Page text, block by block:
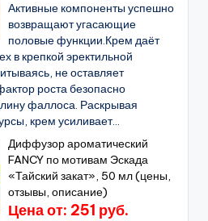
Активные компоненты успешно
возвращают угасающие
половые функции.Крем даёт
в крепкой эректильной
не оставляет
роста безопасно
фаллоса. Раскрывая
крем усиливает...
Диффузор ароматический
FANCY по мотивам Эскада
«Тайский закат», 50 мл (цены,
отзывы, описание)
Цена от: 251 руб.